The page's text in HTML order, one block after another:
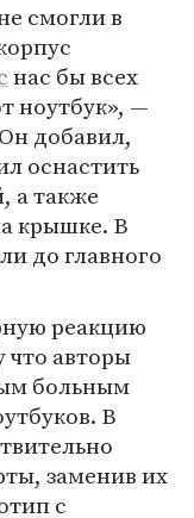
смогли в
нас бы всех
ноутбук», —
добавил,
оснастить
а также
крышке. В
до главного
реакцию
что авторы
больным
В
заменив их
с